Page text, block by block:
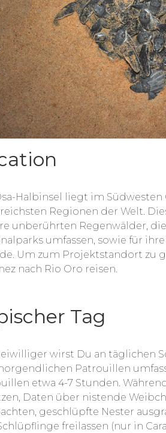
Halbinsel liegt im Südwesten
Regionen der Welt.
unberührten Regenwälder,
umfassen, sowie für
Um zum Projektstandort zu
nach Rio Oro reisen.
Tag
wirst Du an täglichen
Patrouillen
etwa 4-7 Stunden.
Daten über nistende
geschlüpfte Nester
freilassen (nur in